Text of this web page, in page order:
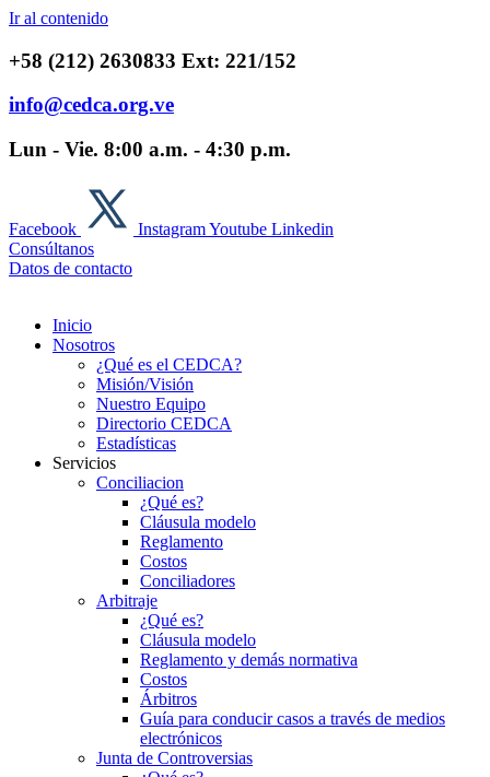
Ir al contenido
+58 (212) 2630833 Ext: 221/152
info@cedca.org.ve
Lun - Vie. 8:00 a.m. - 4:30 p.m.
Facebook InstagramYoutube Linkedin
Consúltanos
Datos de contacto
Inicio
Nosotros
¿Qué es el CEDCA?
Misión/Visión
Nuestro Equipo
Directorio CEDCA
Estadísticas
Servicios
Conciliacion
¿Qué es?
Cláusula modelo
Reglamento
Costos
Conciliadores
Arbitraje
¿Qué es?
Cláusula modelo
Reglamento y demás normativa
Costos
Árbitros
Guía para conducir casos a través de medios
electrónicos
Junta de Controversias